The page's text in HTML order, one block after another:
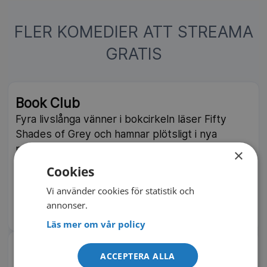
FLER KOMEDIER ATT STREAMA
GRATIS
Book Club
Fyra livslånga vänner i bokcirkeln läser Fifty
Shades of Grey och hamnar plötsligt i nya
romanser, gamla flammor och oväntade
självinsikter på äldre dar. Amerikansk romantisk
komedi från 2018.
×
Cookies
Vi använder cookies för statistik och
annonser.
Läs mer om vår policy
ACCEPTERA ALLA